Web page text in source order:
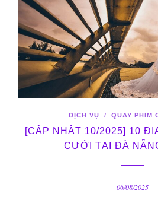
DỊCH VỤ / QUAY PHIM
[CẬP NHẬT 10/2025] 10
CƯỚI TẠI ĐÀ
06/08/2025